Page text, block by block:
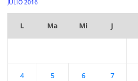
JULIO 2016
L Ma Mi J
4 5 6 7